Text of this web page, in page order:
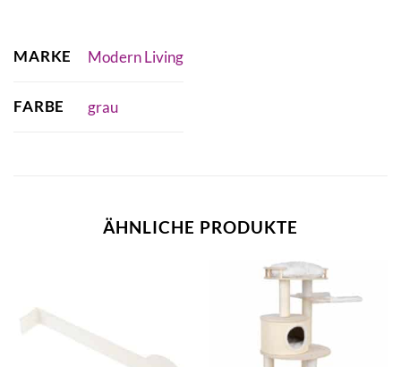
MARKE Modern Living
FARBE grau
ÄHNLICHE PRODUKTE